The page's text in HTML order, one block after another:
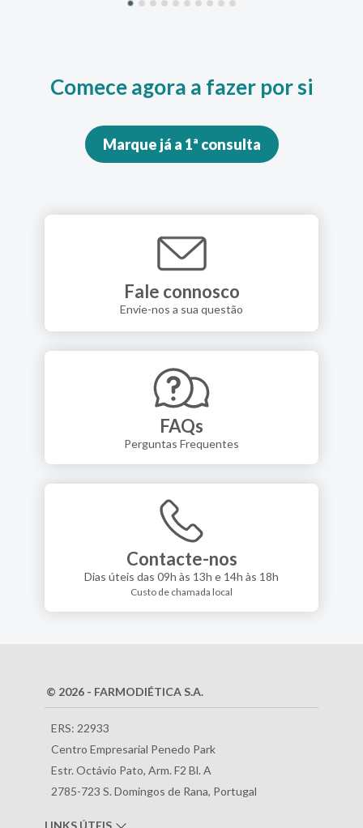
Comece agora a fazer por si
Marque já a 1ª consulta
Fale connosco
Envie-nos a sua questão
FAQs
Perguntas Frequentes
Contacte-nos
Dias úteis das 09h às 13h e 14h às 18h
Custo de chamada local
© 2026 - FARMODIÉTICA S.A.
ERS: 22933
Centro Empresarial Penedo Park
Estr. Octávio Pato, Arm. F2 Bl. A
2785-723 S. Domingos de Rana, Portugal